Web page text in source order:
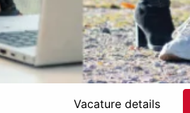
Vacature details